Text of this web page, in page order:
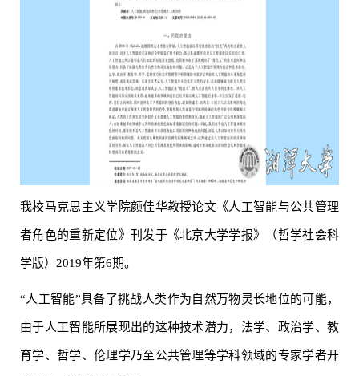
我校马克思主义学院颜佳华教授论文《人工智能与公共管理
者角色的重新定位》刊发于《北京大学学报》（哲学社会科
学版）2019年第6期。
“人工智能”具备了挑战人类作为自然万物灵长地位的可能，
由于人工智能所展现出的这种技术潜力，法学、政治学、教
育学、哲学、伦理学乃至公共管理等学科领域的专家学者开